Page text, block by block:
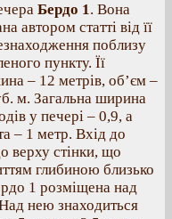
Бердо 1. Вона
автором статті від її
поблизу
пункту. Її
– 12 метрів, об’єм –
м. Загальна ширина
у печері – 0,9, а
– 1 метр. Вхід до
верху стінки, що
глибиною близько
1 розміщена над
нею знаходиться